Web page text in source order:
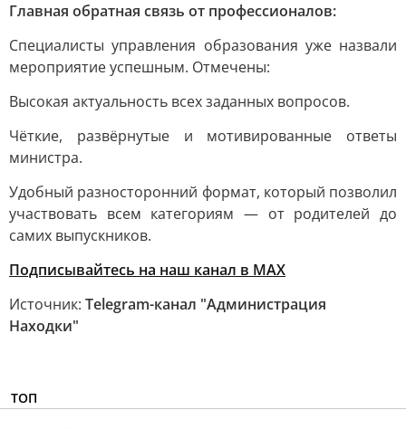
Главная обратная связь от профессионалов:
Специалисты управления образования уже назвали
мероприятие успешным. Отмечены:
Высокая актуальность всех заданных вопросов.
Чёткие, развёрнутые и мотивированные ответы
министра.
Удобный разносторонний формат, который позволил
участвовать всем категориям — от родителей до
самих выпускников.
Подписывайтесь на наш канал в МАХ
Источник: Telegram-канал "Администрация
Находки"
ТОП